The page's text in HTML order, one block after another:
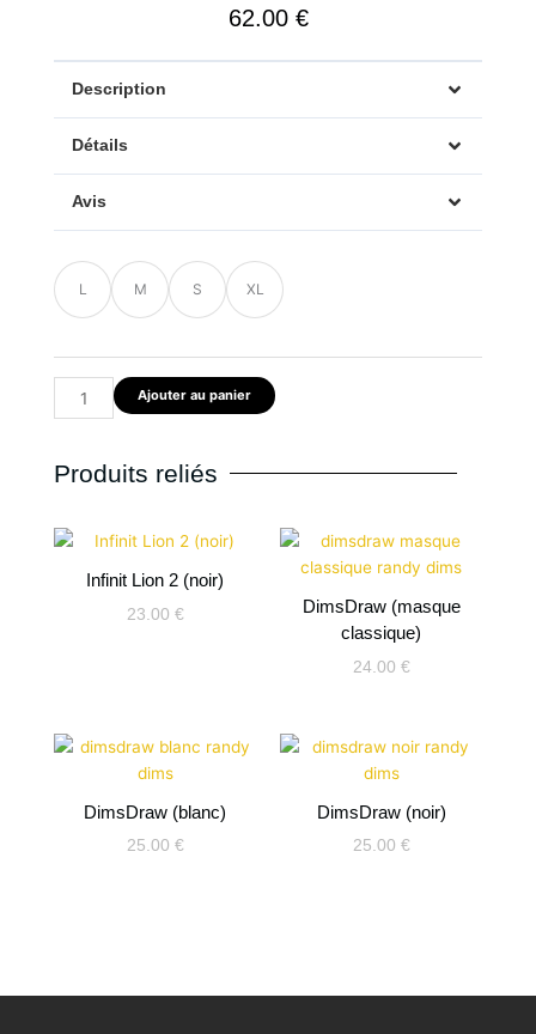
62.00 €
Description
Détails
Avis
L M S XL
quantité
de
Veste
crème
–
Ajouter au panier
Produits reliés
Infinit Lion 2 (noir)
23.00 €
DimsDraw (masque
classique)
24.00 €
DimsDraw (blanc)
25.00 €
DimsDraw (noir)
25.00 €